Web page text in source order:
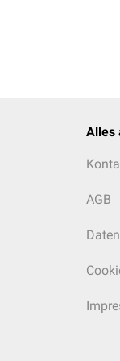
Alles
AGB